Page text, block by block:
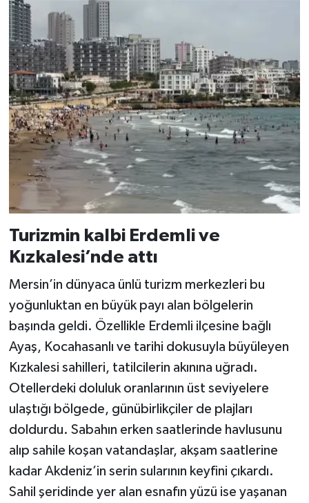
Turizmin kalbi Erdemli ve
Kızkalesi’nde attı
Mersin’in dünyaca ünlü turizm merkezleri bu
yoğunluktan en büyük payı alan bölgelerin
başında geldi. Özellikle Erdemli ilçesine bağlı
Ayaş, Kocahasanlı ve tarihi dokusuyla büyüleyen
Kızkalesi sahilleri, tatilcilerin akınına uğradı.
Otellerdeki doluluk oranlarının üst seviyelere
ulaştığı bölgede, günübirlikçiler de plajları
doldurdu. Sabahın erken saatlerinde havlusunu
alıp sahile koşan vatandaşlar, akşam saatlerine
kadar Akdeniz’in serin sularının keyfini çıkardı.
Sahil şeridinde yer alan esnafın yüzü ise yaşanan